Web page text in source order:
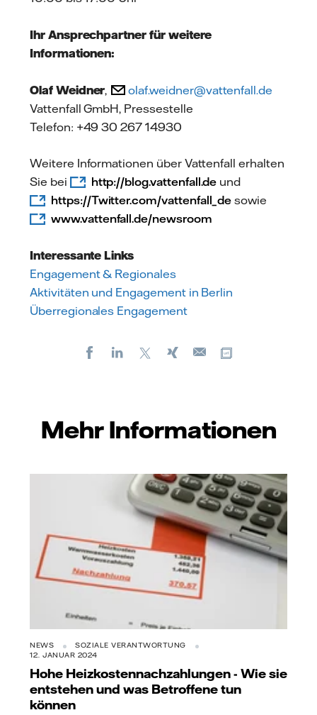
Ihr Ansprechpartner für weitere
Informationen:
Olaf Weidner,
olaf.weidner@vattenfall.de
Vattenfall GmbH, Pressestelle
Telefon: +49 30 267 14930
Weitere Informationen über Vattenfall erhalten
Sie bei
http://blog.vattenfall.de und
https://Twitter.com/vattenfall_de sowie
www.vattenfall.de/newsroom
Interessante Links
Engagement & Regionales
Aktivitäten und Engagement in Berlin
Überregionales Engagement
FacebookLinkedIn Xing
E-
Mehr Informationen
NEWS
SOZIALE VERANTWORTUNG
12. JANUAR 2024
Hohe Heizkostennachzahlungen - Wie sie
entstehen und was Betroffene tun
können